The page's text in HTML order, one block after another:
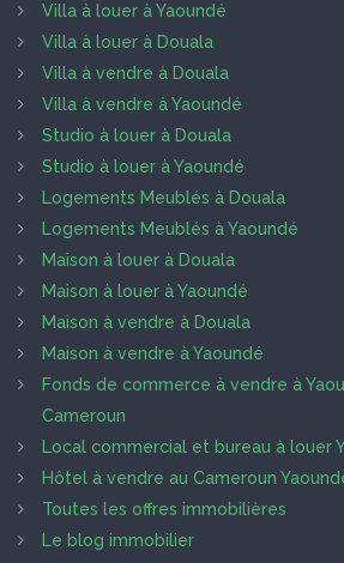
Villa à louer à Yaoundé
Villa à louer à Douala
Villa à vendre à Douala
Villa à vendre à Yaoundé
Studio à louer à Douala
Studio à louer à Yaoundé
Logements Meublés à Douala
Logements Meublés à Yaoundé
Maison à louer à Douala
Maison à louer à Yaoundé
Maison à vendre à Douala
Maison à vendre à Yaoundé
Fonds de commerce à vendre à
Cameroun
Local commercial et bureau à louer
Hôtel à vendre au Cameroun
Toutes les offres immobilières
Le blog immobilier